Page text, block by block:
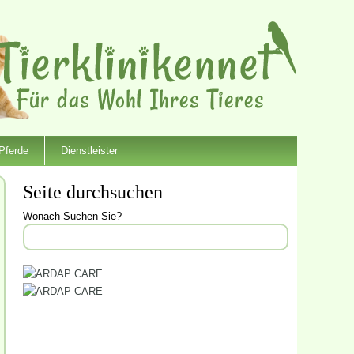
Dienstleister
Seite durchsuchen
Wonach Suchen Sie?